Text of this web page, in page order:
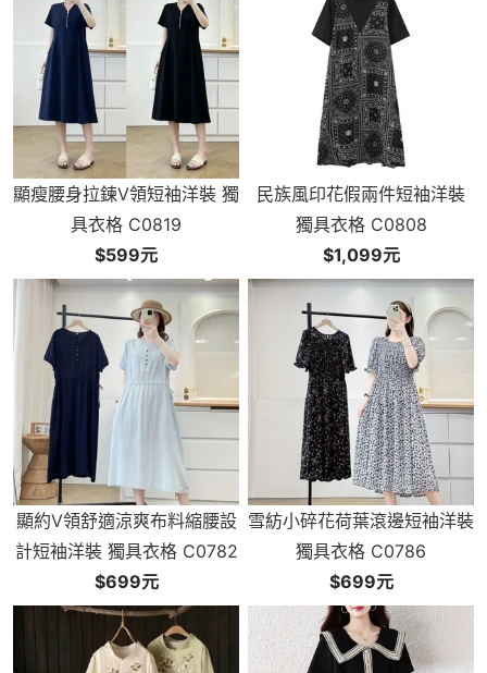
顯瘦腰身拉鍊V領短袖洋裝 獨
具衣格 C0819
$599元
民族風印花假兩件短袖洋裝
獨具衣格 C0808
$1,099元
顯約V領舒適涼爽布料縮腰設
計短袖洋裝 獨具衣格 C0782
$699元
雪紡小碎花荷葉滾邊短袖洋裝
獨具衣格 C0786
$699元